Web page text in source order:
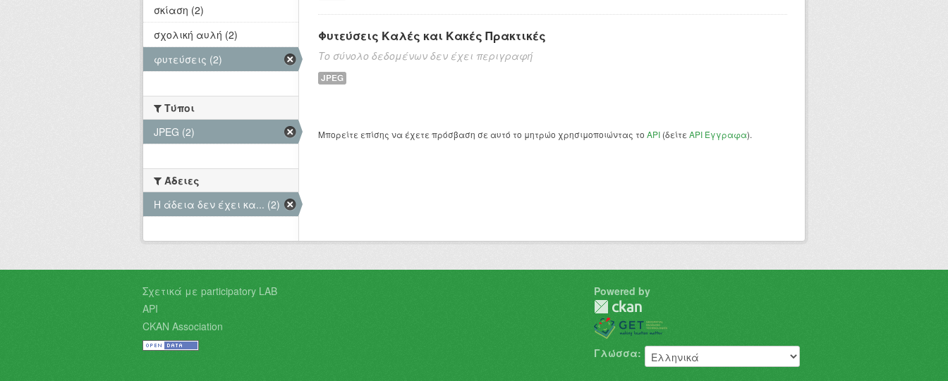
Φυτεύσεις Καλές και Κακές Πρακτικές
Το σύνολο δεδομένων δεν έχει περιγραφή
JPEG
Μπορείτε επίσης να έχετε πρόσβαση σε αυτό το μητρώο χρησιμοποιώντας το API (δείτε API Έγγραφα).
σκίαση (2)
σχολική αυλή (2)
φυτεύσεις (2)
Τύποι
JPEG (2)
Άδειες
Η άδεια δεν έχει κα... (2)
Σχετικά με participatory LAB
API
CKAN Association
Powered by
Γλώσσα